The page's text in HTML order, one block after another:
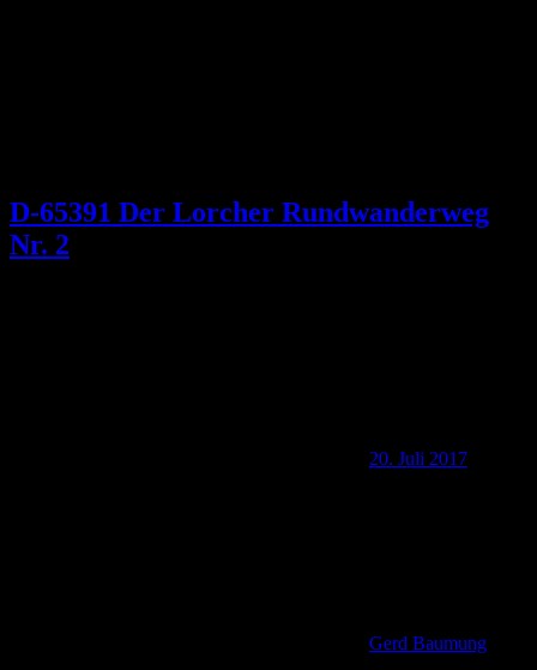
D-65391 Der Lorcher Rundwanderweg
Nr. 2
20. Juli 2017
Gerd Baumung